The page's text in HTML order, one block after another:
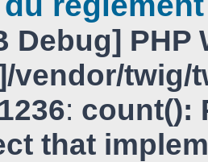
Debug] PHP
vendor/
1236: count():
that